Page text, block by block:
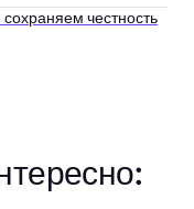
честность